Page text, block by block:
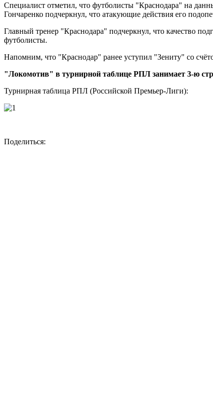
Специалист отметил, что футболисты "Краснодара" на
Гончаренко подчеркнул, что атакующие действия его
Главный тренер "Краснодара" подчеркнул, что качество
футболисты.
Напомним, что "Краснодар" ранее уступил "Зениту" со
"Локомотив" в турнирной таблице РПЛ занимает 3-ю
Турнирная таблица РПЛ (Российской Премьер-Лиги):
Поделиться: